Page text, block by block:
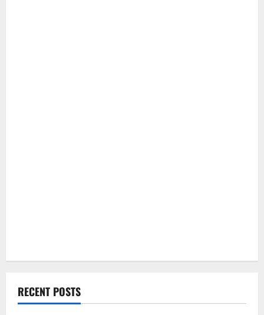
RECENT POSTS